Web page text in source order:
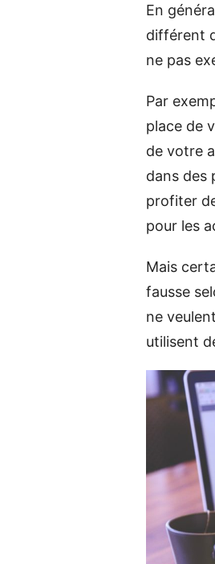
En
différent
ne pas
Par
place de
de votre
dans des
profiter
pour les
Mais
fausse
ne
utilisent